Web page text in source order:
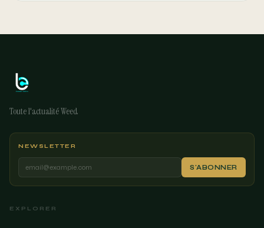
Toute l'actualité Weed
NEWSLETTER
S'ABONNER
EXPLORER